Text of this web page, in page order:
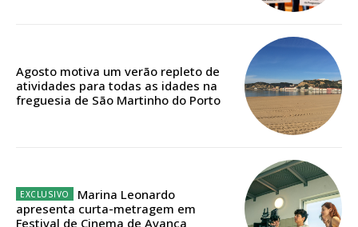
16€
Agosto motiva um verão repleto de
atividades para todas as idades na
freguesia de São Martinho do Porto
Marina Leonardo
apresenta curta-metragem em
Festival de Cinema de Avanca